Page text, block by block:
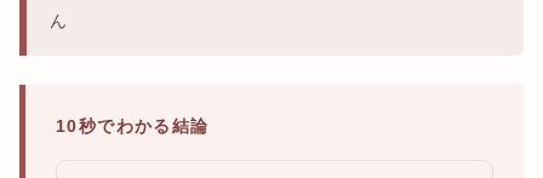
ん
10秒でわかる結論